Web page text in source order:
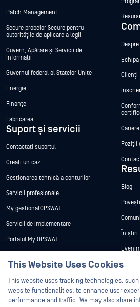
Patch Management
Secure probelor Secure pentru
autoritățile de aplicare a legii
Guvern, Apărare și Servicii de
Informații
Guvernul federal al Statelor Unite
Energie
Finanțe
Fabricarea
Suport și servicii
Contactați suportul
Creați un caz
Gestionarea tehnică a conturilor
Servicii profesionale
My gestionatOPSWAT
Servicii de implementare
Portalul My OPSWAT
Formare
vulnerabilităților
Parteneri
Despre
Clienți
Cariere
Poziții
Blog
În știri
Fișe
Cărți
This Website Uses Cookies
This website uses tracking technologies,
website functionalities, to enhance user
performance and traffic. We may also share
Hey there!
I'm Ozzy, your
How can I help